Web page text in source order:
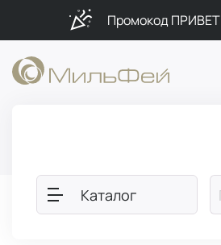
Промокод ПРИВЕТ
Каталог